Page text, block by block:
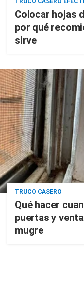
TRUCO CASERO
Colocar hojas
por qué
sirve
TRUCO CASERO
Qué hacer
puertas y
mugre